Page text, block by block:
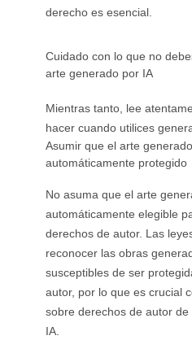
derecho es esencial.
Cuidado con lo que no
arte generado por IA
Mientras tanto, lee
hacer cuando utilices
Asumir que el arte
automáticamente protegido
No asuma que el arte
automáticamente elegible
derechos de autor. Las
reconocer las obras
susceptibles de ser
autor, por lo que es crucial
sobre derechos de autor
IA.